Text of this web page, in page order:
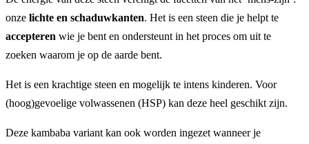
onze lichte en schaduwkanten. Het is een steen die je helpt te
accepteren wie je bent en ondersteunt in het proces om uit te
zoeken waarom je op de aarde bent.
Het is een krachtige steen en mogelijk te intens kinderen. Voor
(hoog)gevoelige volwassenen (HSP) kan deze heel geschikt zijn.
Deze kambaba variant kan ook worden ingezet wanneer je